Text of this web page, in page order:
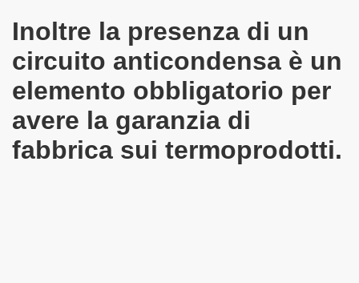
Inoltre la presenza di un
circuito anticondensa è un
elemento obbligatorio per
avere la garanzia di
fabbrica sui termoprodotti.